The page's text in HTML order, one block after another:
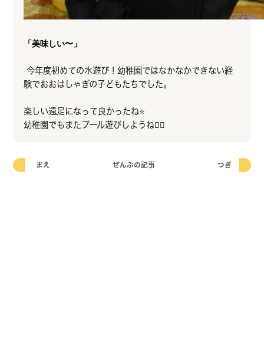
「美味しい〜」
今年度初めての水遊び！幼稚園ではなかなかできない経
験でおおはしゃぎの子どもたちでした。
楽しい遠足になって良かったね⭐️
幼稚園でもまたプール遊びしようね🏊‍♀️
まえ ぜんぶの記事 つぎ